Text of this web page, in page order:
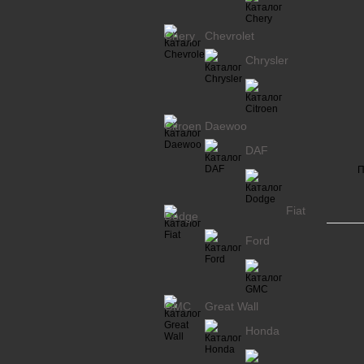
Chery
Chevrolet
Chrysler
Citroen Daewoo
DAF
Dodge Fiat
Ford
GMC
Great Wall
Honda